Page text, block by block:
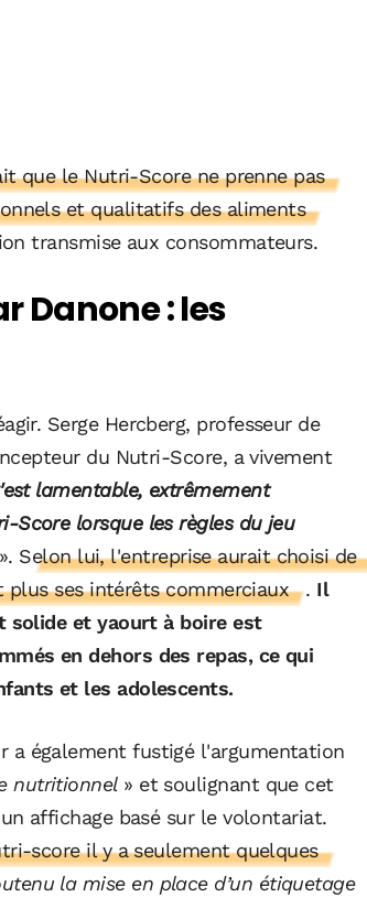
que le Nutri-Score ne prenne pas
et qualitatifs des aliments
transmise aux consommateurs.
Danone : les
Serge Hercberg, professeur de
du Nutri-Score, a vivement
lamentable, extrêmement
Score lorsque les règles du jeu
Selon lui, l'entreprise aurait choisi de
ses intérêts commerciaux
. Il
solide et yaourt à boire est
en dehors des repas, ce qui
et les adolescents.
a également fustigé l'argumentation
nutritionnel» et soulignant que cet
affichage basé sur le volontariat.
score il y a seulement quelques
la mise en place d’un étiquetage